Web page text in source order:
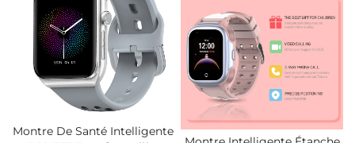
Montre De Santé Intelligente